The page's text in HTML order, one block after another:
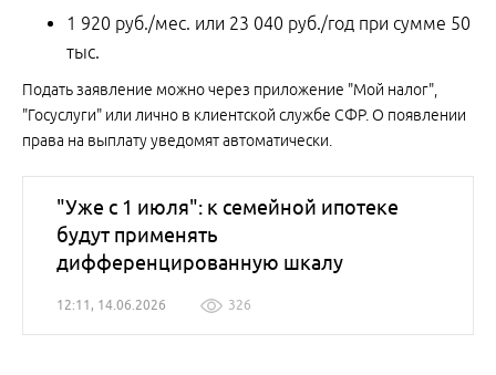
1 920 руб./мес. или 23 040 руб./год при сумме 50
тыс.
Подать заявление можно через приложение "Мой налог",
"Госуслуги" или лично в клиентской службе СФР. О появлении
права на выплату уведомят автоматически.
"Уже с 1 июля": к семейной ипотеке
будут применять
дифференцированную шкалу
12:11, 14.06.2026 326